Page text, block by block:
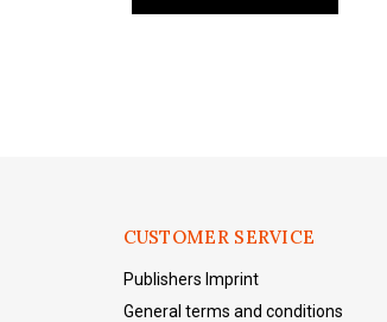
CUSTOMER SERVICE
Publishers Imprint
General terms and conditions